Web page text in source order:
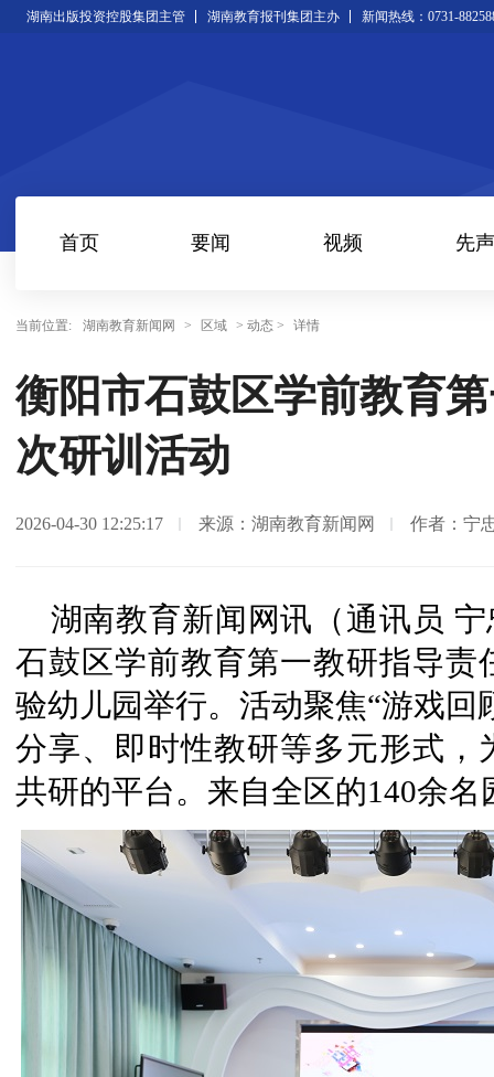
湖南出版投资控股集团主管 湖南教育报刊集团主办 新闻热线：0731-
首页 要闻 视频 先声
当前位置: 湖南教育新闻网 > 区域 > 动态 > 详情
衡阳市石鼓区学前教育
次研训活动
2026-04-30 12:25:17 来源：湖南教育新闻网 作者：宁
湖南教育新闻网讯（通讯员
石鼓区学前教育第一教研指导
验幼儿园举行。活动聚焦“游戏
分享、即时性教研等多元形式
共研的平台。来自全区的140余